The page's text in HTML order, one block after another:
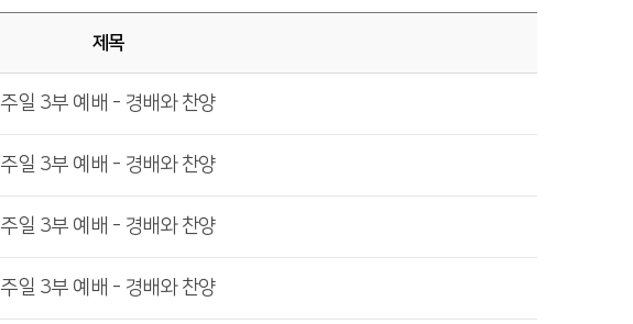
제목
주일 3부 예배 - 경배와 찬양
주일 3부 예배 - 경배와 찬양
주일 3부 예배 - 경배와 찬양
주일 3부 예배 - 경배와 찬양